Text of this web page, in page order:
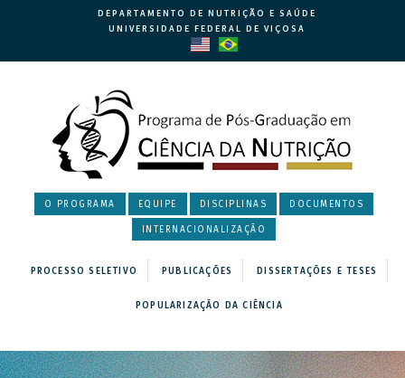
DEPARTAMENTO DE NUTRIÇÃO E SAÚDE
UNIVERSIDADE FEDERAL DE VIÇOSA
O PROGRAMA EQUIPE DISCIPLINAS DOCUMENTOS
INTERNACIONALIZAÇÃO
PROCESSO SELETIVO PUBLICAÇÕES DISSERTAÇÕES E TESES
POPULARIZAÇÃO DA CIÊNCIA